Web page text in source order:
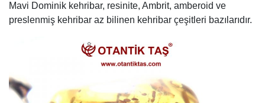
Mavi Dominik kehribar, resinite, Ambrit, amberoid ve
preslenmiş kehribar az bilinen kehribar çeşitleri bazılarıdır.